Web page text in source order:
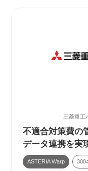
三菱重工
不適合対策費の
データ連携を実
ASTERIA Warp 300